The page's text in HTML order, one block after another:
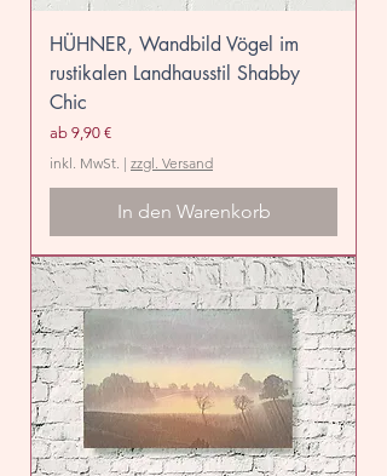
HÜHNER, Wandbild Vögel im
rustikalen Landhausstil Shabby
Chic
ab 9,90 €
Sale-Preis
inkl. MwSt. | zzgl. Versand
In den Warenkorb